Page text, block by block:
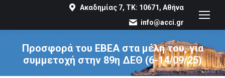
Ακαδημίας 7, ΤΚ: 10671, Αθήνα
info@acci.gr
Προσφορά του ΕΒΕΑ στα μέλη του, για
συμμετοχή στην 89η ΔΕΘ (6-14/09/25)
You are here: